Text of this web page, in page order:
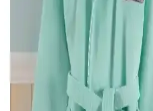
Arvilla Home ve Özdilek Point
Setleri Karşılaştırması: Hangi Ürün
İki popüler bornoz seti Arvilla Home ve
karşılaştırıyoruz. Konfor, kalite ve fiyat
sizin için en uygun seçeneği belirleyin.
Ephemeris ve Mira Home
Bornoz Karşılaştırması